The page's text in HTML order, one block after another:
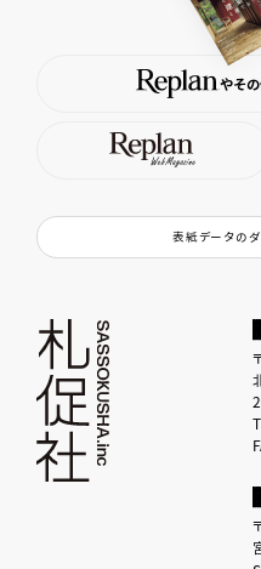
やそ
表紙データの